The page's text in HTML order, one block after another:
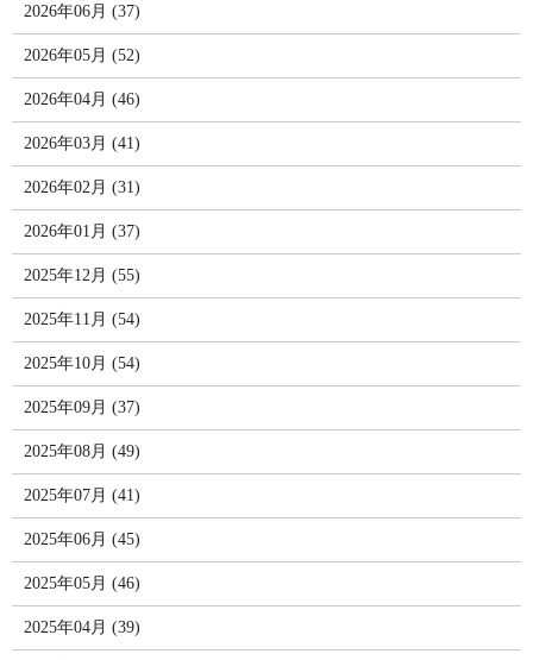
2026年06月 (37)
2026年05月 (52)
2026年04月 (46)
2026年03月 (41)
2026年02月 (31)
2026年01月 (37)
2025年12月 (55)
2025年11月 (54)
2025年10月 (54)
2025年09月 (37)
2025年08月 (49)
2025年07月 (41)
2025年06月 (45)
2025年05月 (46)
2025年04月 (39)